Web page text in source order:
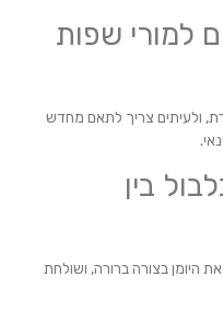
למורי שפות
ולעיתים צריך לתאם מחדש
בין
היומן בצורה ברורה, ושולחת